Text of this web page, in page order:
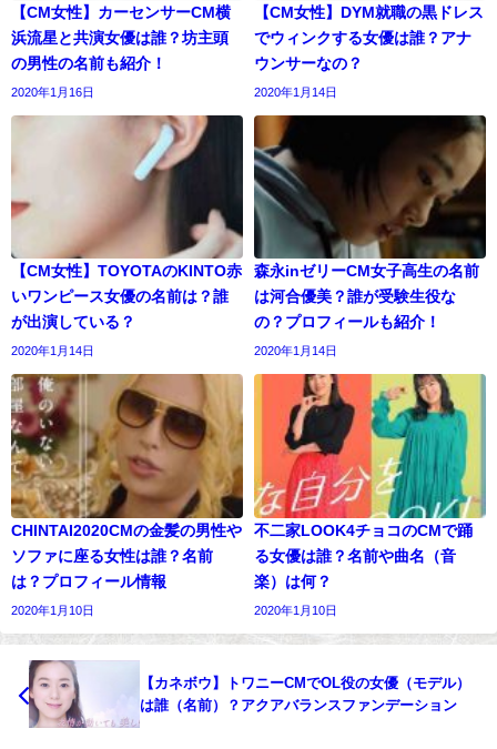
【CM女性】カーセンサーCM横
浜流星と共演女優は誰？坊主頭
の男性の名前も紹介！
2020年1月16日
【CM女性】DYM就職の黒ドレス
でウィンクする女優は誰？アナ
ウンサーなの？
2020年1月14日
【CM女性】TOYOTAのKINTO赤
いワンピース女優の名前は？誰
が出演している？
2020年1月14日
森永inゼリーCM女子高生の名前
は河合優美？誰が受験生役な
の？プロフィールも紹介！
2020年1月14日
CHINTAI2020CMの金髪の男性や
ソファに座る女性は誰？名前
は？プロフィール情報
2020年1月10日
不二家LOOK4チョコのCMで踊
る女優は誰？名前や曲名（音
楽）は何？
2020年1月10日
【カネボウ】トワニーCMでOL役の女優（モデル）
は誰（名前）？アクアバランスファンデーション